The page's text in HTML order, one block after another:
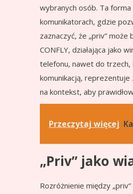
wybranych osób. Ta forma
komunikatorach, gdzie
zaznaczyć, że „priv”
CONFLY, działająca jako
telefonu, nawet do trzech,
komunikacją,
na kontekst, aby
Przeczytaj więcej
„Priv” jako
Rozróżnienie między